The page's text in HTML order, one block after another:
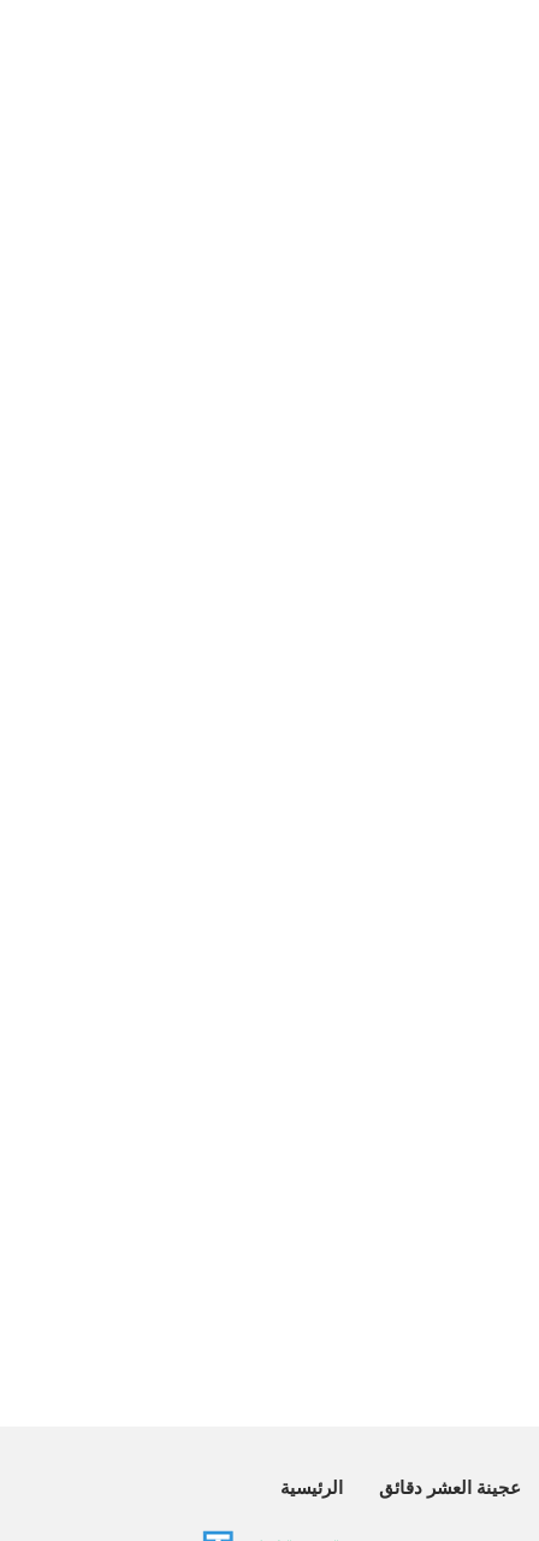
عجينة العشر دقائق الرئيسية